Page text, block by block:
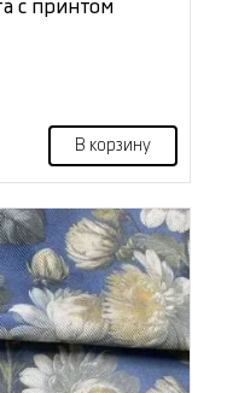
с принтом
В корзину